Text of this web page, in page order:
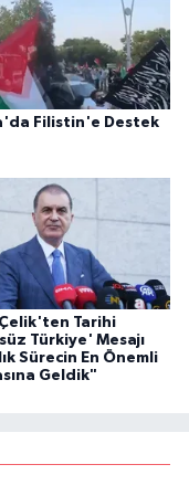
Filistin'e Destek
Tarihi
Türkiye' Mesajı
Sürecin En Önemli
Geldik"